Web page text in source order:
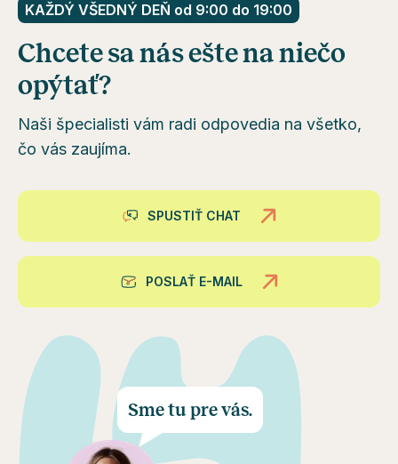
KAŽDÝ VŠEDNÝ DEŇ od 9:00 do 19:00
Chcete sa nás ešte na niečo
opýtať?
Naši špecialisti vám radi odpovedia na všetko,
čo vás zaujíma.
SPUSTIŤ CHAT
POSLAŤ E-MAIL
Sme tu pre vás.